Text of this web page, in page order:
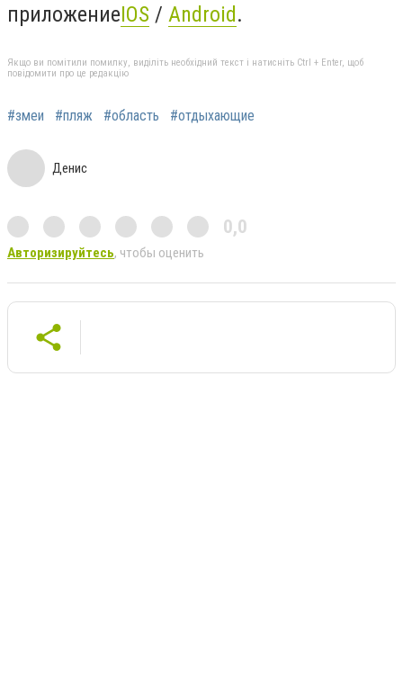
приложениеIOS / Android.
Якщо ви помітили помилку, виділіть необхідний текст і натисніть Ctrl + Enter, щоб
повідомити про це редакцію
#змеи #пляж #область #отдыхающие
Денис
0,0
Авторизируйтесь, чтобы оценить